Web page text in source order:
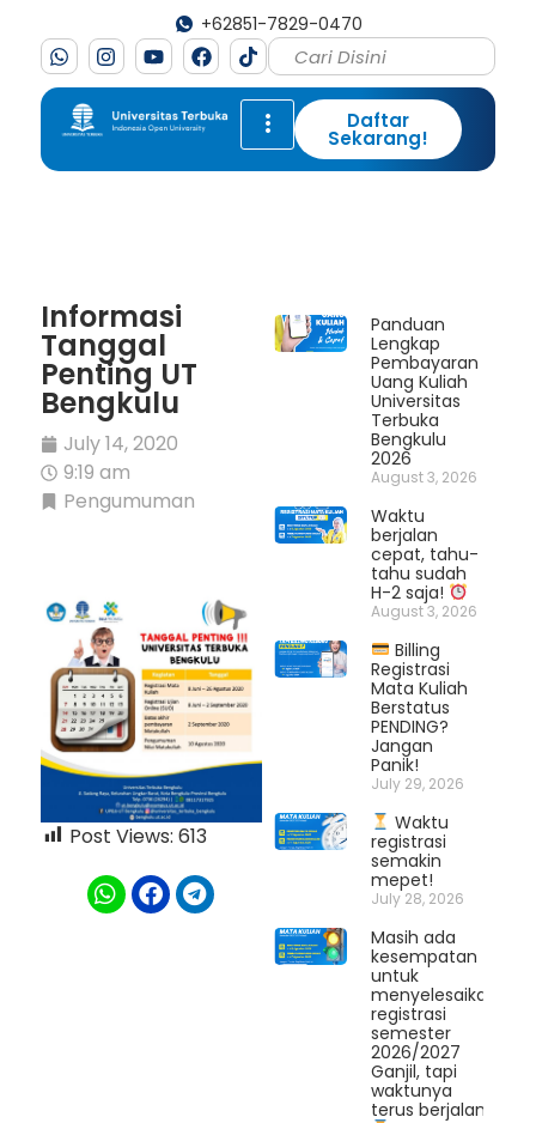
+62851-7829-0470
Daftar
Sekarang!
Informasi
Tanggal
Penting UT
Bengkulu
July 14, 2020
9:19 am
Pengumuman
Post Views: 613
Panduan
Lengkap
Pembayaran
Uang Kuliah
Universitas
Terbuka
Bengkulu
2026
August 3, 2026
Waktu
berjalan
cepat, tahu-
tahu sudah
H-2 saja!
August 3, 2026
Billing
Registrasi
Mata Kuliah
Berstatus
PENDING?
Jangan
Panik!
July 29, 2026
Waktu
registrasi
semakin
mepet!
July 28, 2026
Masih ada
kesempatan
untuk
menyelesaikan
registrasi
semester
2026/2027
Ganjil, tapi
waktunya
terus berjalan.